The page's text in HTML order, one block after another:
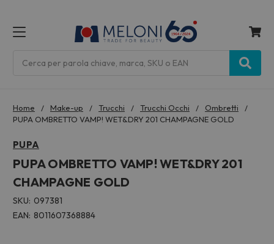
Home Make-up Trucchi Trucchi Occhi
Ombretti
PUPA OMBRETTO VAMP! WET&DRY 201 CHAMPAGNE GOLD
PUPA
PUPA OMBRETTO VAMP! WET&DRY 201
CHAMPAGNE GOLD
SKU: 097381
EAN: 8011607368884